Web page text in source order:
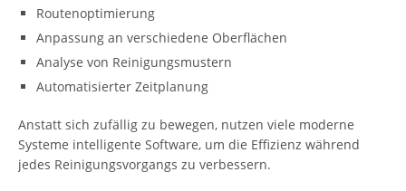
Routenoptimierung
Anpassung an verschiedene Oberflächen
Analyse von Reinigungsmustern
Automatisierter Zeitplanung
Anstatt sich zufällig zu bewegen, nutzen viele moderne
Systeme intelligente Software, um die Effizienz während
jedes Reinigungsvorgangs zu verbessern.